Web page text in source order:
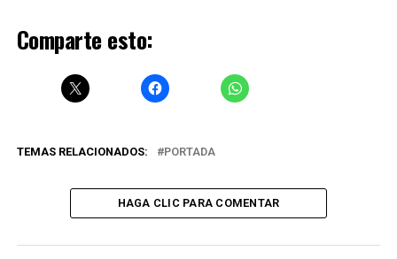
Comparte esto:
TEMAS RELACIONADOS: PORTADA
HAGA CLIC PARA COMENTAR